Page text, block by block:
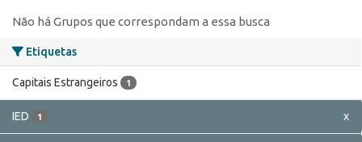
Não há Grupos que correspondam a essa busca
Etiquetas
Capitais Estrangeiros 1
IED 1 x